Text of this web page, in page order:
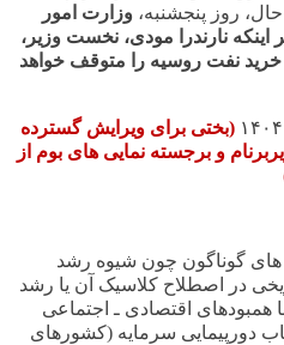
روز پنجشنبه، وزارت امور
نارندرا مودی، نخست وزیر،
خرید نفت روسیه را متوقف خواهد
(بختی برای ویرایش گسترده
و برجسته نمایی های بوم از
گوناگون چون شیوه رشد
در اصطلاح کلاسیک آن یا رشد
همبودهای اقتصادی ـ اجتماعی
دورپیمایی سرمایه (کشورهای